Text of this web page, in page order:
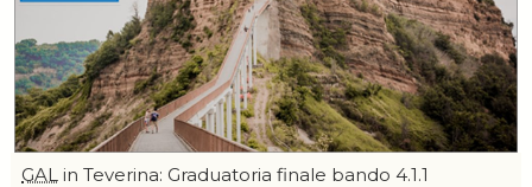
GAL in Teverina: Graduatoria finale bando 4.1.1